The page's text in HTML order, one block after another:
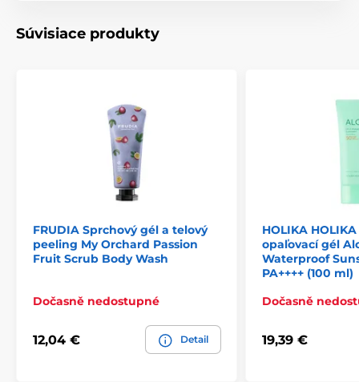
Súvisiace produkty
FRUDIA Sprchový gél a telový
peeling My Orchard Passion
Fruit Scrub Body Wash
Dočasně nedostupné
12,04 € Detail
HOLIKA
opaľovací gél
Waterproof
PA++++ (100 ml)
Dočasně
19,39 €